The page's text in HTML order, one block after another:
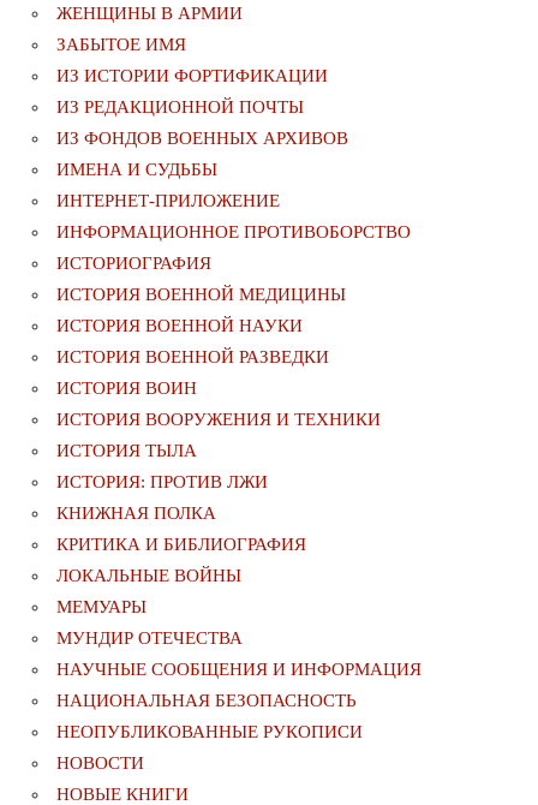
ЖЕНЩИНЫ В АРМИИ
ЗАБЫТОЕ ИМЯ
ИЗ ИСТОРИИ ФОРТИФИКАЦИИ
ИЗ РЕДАКЦИОННОЙ ПОЧТЫ
ИЗ ФОНДОВ ВОЕННЫХ АРХИВОВ
ИМЕНА И СУДЬБЫ
ИНТЕРНЕТ-ПРИЛОЖЕНИЕ
ИНФОРМАЦИОННОЕ ПРОТИВОБОРСТВО
ИСТОРИОГРАФИЯ
ИСТОРИЯ ВОЕННОЙ МЕДИЦИНЫ
ИСТОРИЯ ВОЕННОЙ НАУКИ
ИСТОРИЯ ВОЕННОЙ РАЗВЕДКИ
ИСТОРИЯ ВОИН
ИСТОРИЯ ВООРУЖЕНИЯ И ТЕХНИКИ
ИСТОРИЯ ТЫЛА
ИСТОРИЯ: ПРОТИВ ЛЖИ
КНИЖНАЯ ПОЛКА
КРИТИКА И БИБЛИОГРАФИЯ
ЛОКАЛЬНЫЕ ВОЙНЫ
МЕМУАРЫ
МУНДИР ОТЕЧЕСТВА
НАУЧНЫЕ СООБЩЕНИЯ И ИНФОРМАЦИЯ
НАЦИОНАЛЬНАЯ БЕЗОПАСНОСТЬ
НЕОПУБЛИКОВАННЫЕ РУКОПИСИ
НОВОСТИ
НОВЫЕ КНИГИ